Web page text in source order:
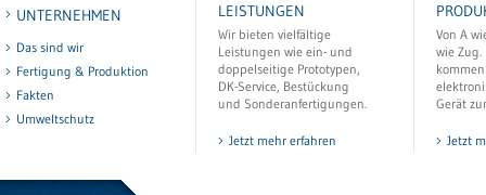
UNTERNEHMEN
Das sind wir
Fertigung & Produktion
Fakten
Umweltschutz
LEISTUNGEN
Wir bieten vielfältige
Leistungen wie ein- und
doppelseitige Prototypen,
DK-Service, Bestückung
und Sonderanfertigungen.
Jetzt mehr erfahren
Von A
wie
Gerät
Jetzt